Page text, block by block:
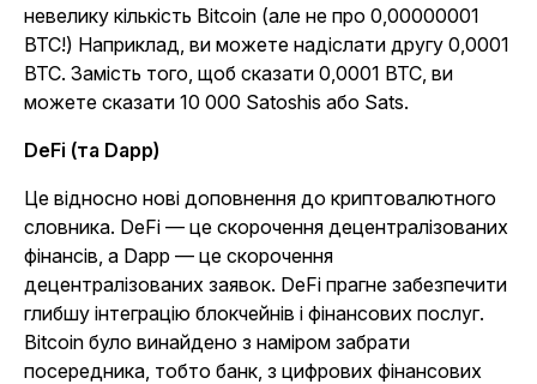
невелику кількість Bitcoin (але не про 0,00000001
BTC!) Наприклад, ви можете надіслати другу 0,0001
BTC. Замість того, щоб сказати 0,0001 BTC, ви
можете сказати 10 000 Satoshis або Sats.
DeFi (та Dapp)
Це відносно нові доповнення до криптовалютного
словника. DeFi — це скорочення децентралізованих
фінансів, а Dapp — це скорочення
децентралізованих заявок. DeFi прагне забезпечити
глибшу інтеграцію блокчейнів і фінансових послуг.
Bitcoin було винайдено з наміром забрати
посередника, тобто банк, з цифрових фінансових